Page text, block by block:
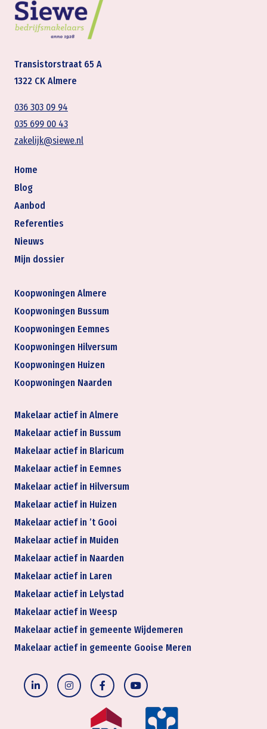
Transistorstraat 65 A
1322 CK Almere
036 303 09 94
035 699 00 43
zakelijk@siewe.nl
Home
Blog
Aanbod
Referenties
Nieuws
Mijn dossier
Koopwoningen Almere
Koopwoningen Bussum
Koopwoningen Eemnes
Koopwoningen Hilversum
Koopwoningen Huizen
Koopwoningen Naarden
Makelaar actief in Almere
Makelaar actief in Bussum
Makelaar actief in Blaricum
Makelaar actief in Eemnes
Makelaar actief in Hilversum
Makelaar actief in Huizen
Makelaar actief in ’t Gooi
Makelaar actief in Muiden
Makelaar actief in Naarden
Makelaar actief in Laren
Makelaar actief in Lelystad
Makelaar actief in Weesp
Makelaar actief in gemeente Wijdemeren
Makelaar actief in gemeente Gooise Meren